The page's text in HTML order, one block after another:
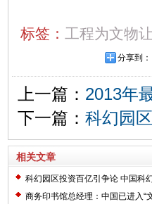
标签： 工程为文物
分享到：
上一篇： 2013年
下一篇： 科幻园
相关文章
科幻园区投资百亿引争论 中国科
业？
商务印书馆总经理：中国已进入“